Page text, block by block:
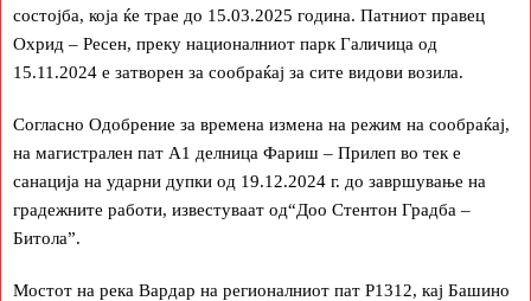
состојба, која ќе трае до 15.03.2025 година. Патниот правец
Охрид – Ресен, преку националниот парк Галичица од
15.11.2024 е затворен за сообраќај за сите видови возила.
Согласно Одобрение за времена измена на режим на сообраќај,
на магистрален пат А1 делница Фариш – Прилеп во тек е
санација на ударни дупки од 19.12.2024 г. до завршување на
градежните работи, известуваат од“Доо Стентон Градба –
Битола”.
Мостот на река Вардар на регионалниот пат Р1312, кај Башино